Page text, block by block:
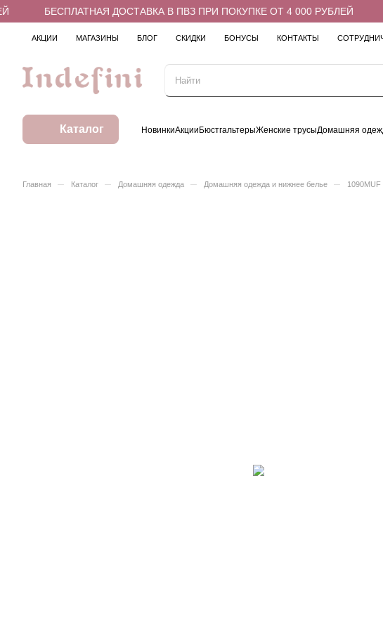
БЕСПЛАТНАЯ ДОСТАВКА В ПВЗ ПРИ ПОКУПКЕ ОТ 4 000 РУБЛЕЙ
АКЦИИ МАГАЗИНЫ БЛОГ СКИДКИ БОНУСЫ КОНТАКТЫ
Каталог НовинкиАкцииБюстгальтерыЖенские трусыДомашняя
Главная – Каталог – Домашняя одежда – Домашняя одежда и нижнее белье –